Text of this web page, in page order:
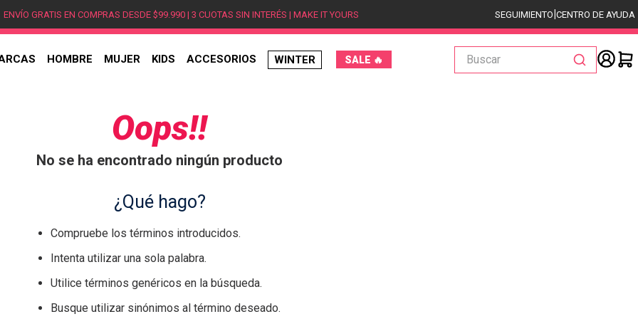
ENVÍO GRATIS EN COMPRAS DESDE $99.990 | 3 CUOTAS SIN INTERÉS | MAKE IT YOURS SEGUIMIENTO|CENTRO DE AYUDA
HOMBRE MUJER KIDS ACCESORIOS WINTER SALE 🔥
Buscar
Oops!!
No se ha encontrado ningún producto
¿Qué hago?
Compruebe los términos introducidos.
Intenta utilizar una sola palabra.
Utilice términos genéricos en la búsqueda.
Busque utilizar sinónimos al término deseado.
2
jordan
3.
mujer
5.
zapatillas jordan
6.
new balance
7.
zapatillas hombre
8.
zapatillas nike
9. ea7